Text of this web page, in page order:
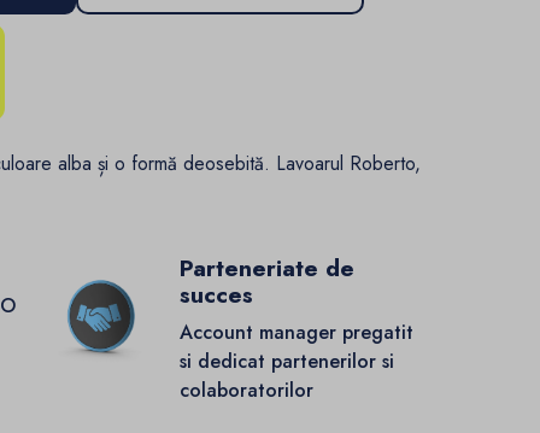
alba și o formă deosebită. Lavoarul Roberto,
Parteneriate de
succes
Account manager pregatit
si dedicat partenerilor si
colaboratorilor